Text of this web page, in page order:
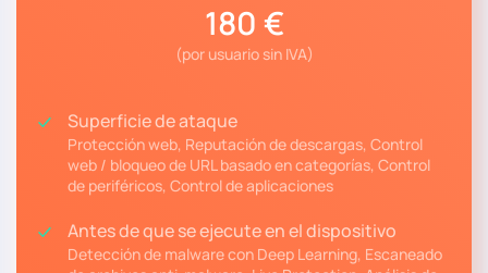
180 €
(por usuario sin IVA)
Superficie de ataque
Protección web, Reputación de descargas, Control
web / bloqueo de URL basado en categorías, Control
de periféricos, Control de aplicaciones
Antes de que se ejecute en el dispositivo
Detección de malware con Deep Learning, Escaneado